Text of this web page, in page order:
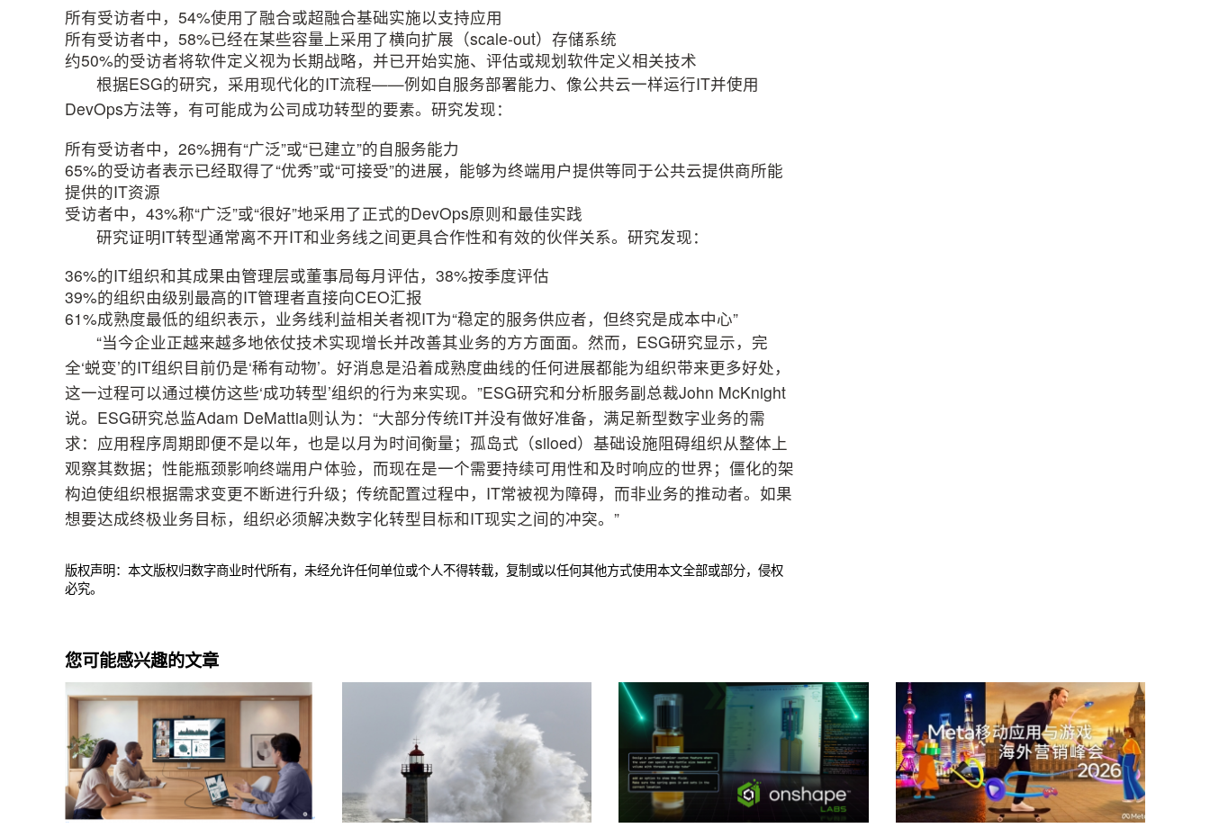
所有受访者中，54%使用了融合或超融合基础实施以支持应用
所有受访者中，58%已经在某些容量上采用了横向扩展（scale-out）存储系统
约50%的受访者将软件定义视为长期战略，并已开始实施、评估或规划软件定义相关技术
根据ESG的研究，采用现代化的IT流程——例如自服务部署能力、像公共云一样运行IT并使用
DevOps方法等，有可能成为公司成功转型的要素。研究发现：
所有受访者中，26%拥有“广泛”或“已建立”的自服务能力
65%的受访者表示已经取得了“优秀”或“可接受”的进展，能够为终端用户提供等同于公共云提供商所能
提供的IT资源
受访者中，43%称“广泛”或“很好”地采用了正式的DevOps原则和最佳实践
研究证明IT转型通常离不开IT和业务线之间更具合作性和有效的伙伴关系。研究发现：
36%的IT组织和其成果由管理层或董事局每月评估，38%按季度评估
39%的组织由级别最高的IT管理者直接向CEO汇报
61%成熟度最低的组织表示，业务线利益相关者视IT为“稳定的服务供应者，但终究是成本中心”
“当今企业正越来越多地依仗技术实现增长并改善其业务的方方面面。然而，ESG研究显示，完
全‘蜕变’的IT组织目前仍是‘稀有动物’。好消息是沿着成熟度曲线的任何进展都能为组织带来更多好处，
这一过程可以通过模仿这些‘成功转型’组织的行为来实现。”ESG研究和分析服务副总裁John McKnight
说。ESG研究总监Adam DeMattia则认为：“大部分传统IT并没有做好准备，满足新型数字业务的需
求：应用程序周期即便不是以年，也是以月为时间衡量；孤岛式（siloed）基础设施阻碍组织从整体上
观察其数据；性能瓶颈影响终端用户体验，而现在是一个需要持续可用性和及时响应的世界；僵化的架
构迫使组织根据需求变更不断进行升级；传统配置过程中，IT常被视为障碍，而非业务的推动者。如果
想要达成终极业务目标，组织必须解决数字化转型目标和IT现实之间的冲突。”
版权声明：本文版权归数字商业时代所有，未经允许任何单位或个人不得转载，复制或以任何其他方式使用本文全部或部分，侵权
必究。
您可能感兴趣的文章